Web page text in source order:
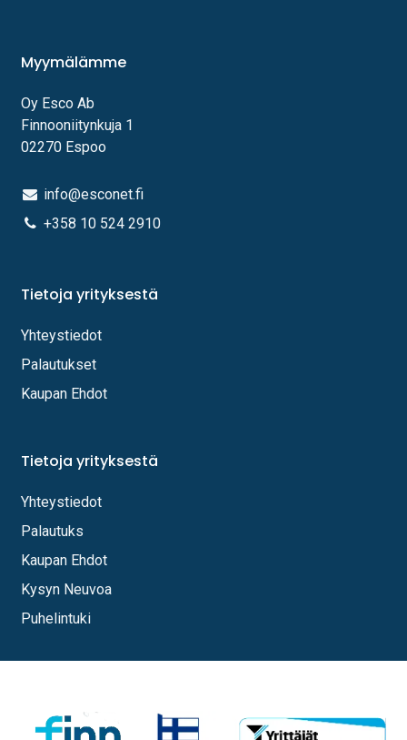
Myymälämme
Oy Esco Ab
Finnooniitynkuja 1
02270 Espoo
info@esconet.fi
+358 10 524 2910
Tietoja yrityksestä
Yhteystiedot
Palautukset
Kaupan Ehdot
Tietoja yrityksestä
Yhteystiedot
Palautuks
Kaupan Ehdot
Kysyn Neuvoa
Puhelintuki